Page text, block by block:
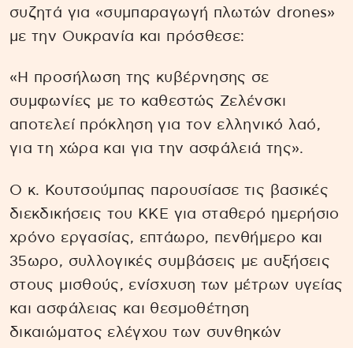
συζητά για «συμπαραγωγή πλωτών drones»
με την Ουκρανία και πρόσθεσε:
«Η προσήλωση της κυβέρνησης σε
συμφωνίες με το καθεστώς Ζελένσκι
αποτελεί πρόκληση για τον ελληνικό λαό,
για τη χώρα και για την ασφάλειά της».
Ο κ. Κουτσούμπας παρουσίασε τις βασικές
διεκδικήσεις του ΚΚΕ για σταθερό ημερήσιο
χρόνο εργασίας, επτάωρο, πενθήμερο και
35ωρο, συλλογικές συμβάσεις με αυξήσεις
στους μισθούς, ενίσχυση των μέτρων υγείας
και ασφάλειας και θεσμοθέτηση
δικαιώματος ελέγχου των συνθηκών